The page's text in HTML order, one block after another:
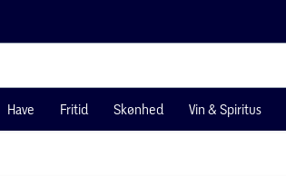
Have Fritid Skønhed Vin & Spiritus